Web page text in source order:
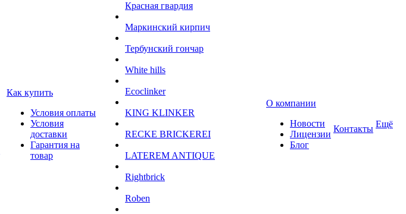
Как купить
Условия оплаты
Условия
доставки
Гарантия на
товар
Красная гвардия
Маркинский кирпич
Тербунский гончар
White hills
Ecoclinker
KING KLINKER
RECKE BRICKEREI
LATEREM ANTIQUE
Rightbrick
Roben
О компании
Новости
Лицензии
Блог
Контакты Ещё